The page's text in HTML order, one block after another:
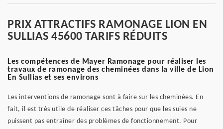
PRIX ATTRACTIFS RAMONAGE LION EN
SULLIAS 45600 TARIFS RÉDUITS
Les compétences de Mayer Ramonage pour réaliser les
travaux de ramonage des cheminées dans la ville de Lion
En Sullias et ses environs
Les interventions de ramonage sont à faire sur les cheminées. En
fait, il est très utile de réaliser ces tâches pour que les suies ne
puissent pas entraîner des problèmes de fonctionnement. Pour